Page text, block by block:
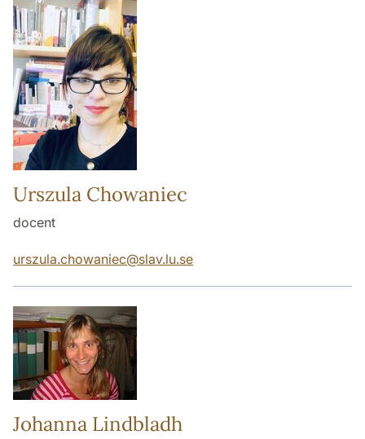
Urszula Chowaniec
docent
urszula.chowaniec@slav.lu.se
Johanna Lindbladh